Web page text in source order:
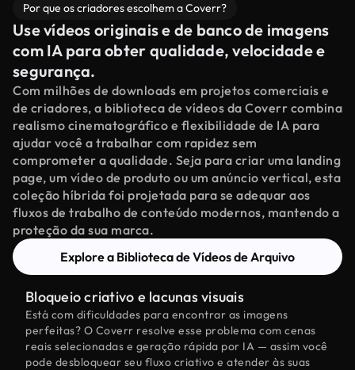
Por que os criadores escolhem a Coverr?
Use vídeos originais e de banco de imagens
com IA para obter qualidade, velocidade e
segurança.
Com milhões de downloads em projetos comerciais e
de criadores, a biblioteca de vídeos da Coverr combina
realismo cinematográfico e flexibilidade de IA para
ajudar você a trabalhar com rapidez sem
comprometer a qualidade. Seja para criar uma landing
page, um vídeo de produto ou um anúncio vertical, esta
coleção híbrida foi projetada para se adequar aos
fluxos de trabalho de conteúdo modernos, mantendo a
proteção da sua marca.
Explore a Biblioteca de Vídeos de Arquivo
Bloqueio criativo e lacunas visuais
Está com dificuldades para encontrar as imagens
perfeitas? O Coverr resolve esse problema com cenas
reais selecionadas e geração rápida por IA — assim você
pode desbloquear seu fluxo criativo e atender às suas